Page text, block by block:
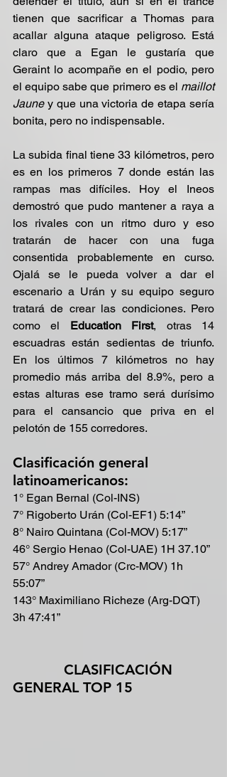
tienen que sacrificar a Thomas para
acallar alguna ataque peligroso. Está
claro que a Egan le gustaría que
Geraint lo acompañe en el podio, pero
el equipo sabe que primero es el maillot
Jaune y que una victoria de etapa sería
bonita, pero no indispensable.
La subida final tiene 33 kilómetros, pero
es en los primeros 7 donde están las
rampas mas difíciles. Hoy el Ineos
demostró que pudo mantener a raya a
los rivales con un ritmo duro y eso
tratarán de hacer con una fuga
consentida probablemente en curso.
Ojalá se le pueda volver a dar el
escenario a Urán y su equipo seguro
tratará de crear las condiciones. Pero
como el Education First, otras 14
escuadras están sedientas de triunfo.
En los últimos 7 kilómetros no hay
promedio más arriba del 8.9%, pero a
estas alturas ese tramo será durísimo
para el cansancio que priva en el
pelotón de 155 corredores.
Clasificación general
latinoamericanos:
1° Egan Bernal (Col-INS)
7° Rigoberto Urán (Col-EF1) 5:14”
8° Nairo Quintana (Col-MOV) 5:17”
46° Sergio Henao (Col-UAE) 1H 37.10”
57° Andrey Amador (Crc-MOV) 1h
55:07”
143° Maximiliano Richeze (Arg-DQT)
3h 47:41”
GENERAL TOP 15